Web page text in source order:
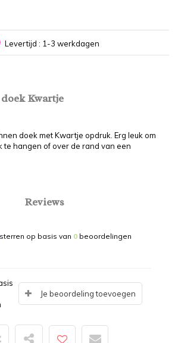
Levertijd : 1-3 werkdagen
Kwartje
doek met Kwartje opdruk. Erg leuk om
te hangen of over de rand van een
Reviews
sterren op basis van 0 beoordelingen
Je beoordeling toevoegen